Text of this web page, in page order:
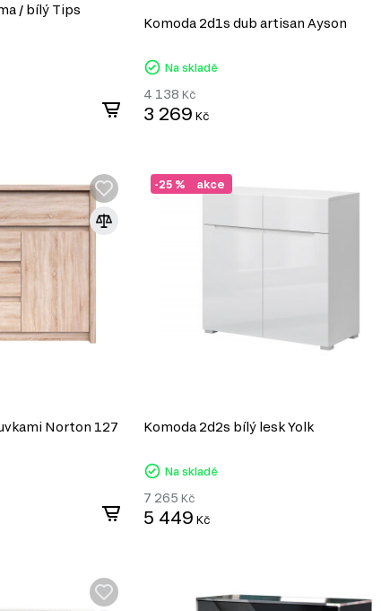
/ bílý Tips
Komoda 2d1s dub artisan Ayson
Na skladě
4 138 Kč
3 269 Kč
Norton 127
akce
-25 %
Komoda 2d2s bílý lesk Yolk
Na skladě
7 265 Kč
5 449 Kč